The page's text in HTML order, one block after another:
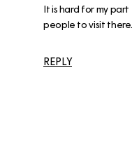
It is hard for my
people to visit there.
REPLY